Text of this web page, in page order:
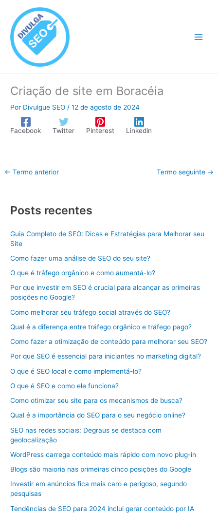
conteúdo
Criação de site em Boracéia
Por Divulgue SEO /12 de agosto de 2024
Facebook Twitter Pinterest Linkedin
← Termo anterior Termo seguinte →
Posts recentes
Guia Completo de SEO: Dicas e Estratégias para Melhorar seu
Site
Como fazer uma análise de SEO do seu site?
O que é tráfego orgânico e como aumentá-lo?
Por que investir em SEO é crucial para alcançar as primeiras
posições no Google?
Como melhorar seu tráfego social através do SEO?
Qual é a diferença entre tráfego orgânico e tráfego pago?
Como fazer a otimização de conteúdo para melhorar seu SEO?
Por que SEO é essencial para iniciantes no marketing digital?
O que é SEO local e como implementá-lo?
O que é SEO e como ele funciona?
Como otimizar seu site para os mecanismos de busca?
Qual é a importância do SEO para o seu negócio online?
SEO nas redes sociais: Degraus se destaca com
geolocalização
WordPress carrega conteúdo mais rápido com novo plug-in
Blogs são maioria nas primeiras cinco posições do Google
Investir em anúncios fica mais caro e perigoso, segundo
pesquisas
Tendências de SEO para 2024 inclui gerar conteúdo por IA